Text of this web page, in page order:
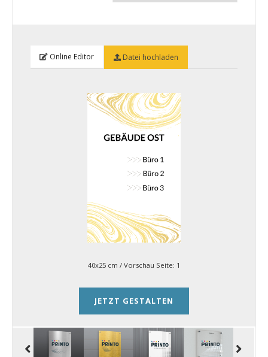
Online Editor Datei hochladen
40x25 cm / Vorschau Seite: 1
JETZT GESTALTEN